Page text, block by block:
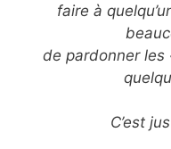
faire à
de pardonner les
C’est